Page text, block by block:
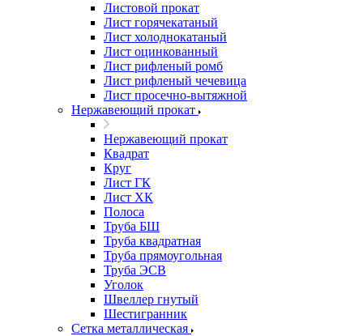
Листовой прокат
Лист горячекатаный
Лист холоднокатаный
Лист оцинкованный
Лист рифленый ромб
Лист рифленый чечевица
Лист просечно-вытяжной
Нержавеющий прокат
Нержавеющий прокат
Квадрат
Круг
Лист ГК
Лист ХК
Полоса
Труба БШ
Труба квадратная
Труба прямоугольная
Труба ЭСВ
Уголок
Швеллер гнутый
Шестигранник
Сетка металлическая